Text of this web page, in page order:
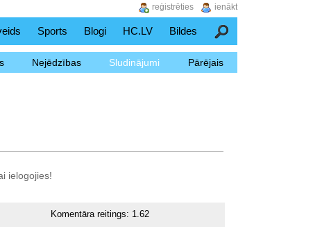
Sports Blogi HC.LV Bildes Meklēšana
Nejēdzības Sludinājumi Pārējais
ielogojies!
Komentāra reitings: 1.62
ienākt
reģistrēties